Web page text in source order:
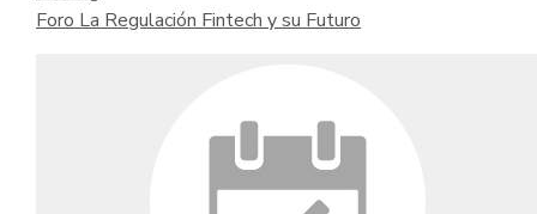
Foro La Regulación Fintech y su Futuro